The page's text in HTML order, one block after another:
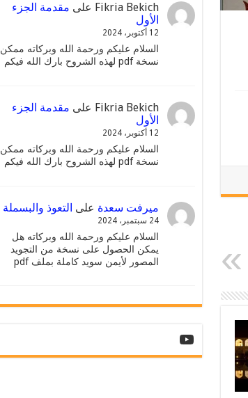
Fikria Bekich على مقدمة الجزء
الأول
12 أكتوبر، 2024
السلام عليكم ورحمة الله وبركاته ممكن
نسخة pdf لهذه الشروح بارك الله فيكم
Fikria Bekich على مقدمة الجزء
الأول
12 أكتوبر، 2024
السلام عليكم ورحمة الله وبركاته ممكن
نسخة pdf لهذه الشروح بارك الله فيكم
ميرفت سعدة على التعوذ والبسملة
24 سبتمبر، 2024
السلام عليكم ورحمة الله وبركاته هل
يمكن الحصول على نسخة من التجويد
المصور لأيمن سويد كاملة بملف pdf